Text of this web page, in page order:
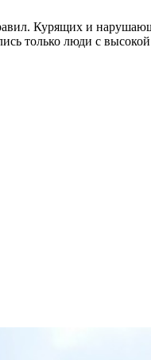
Курящих и
только люди с